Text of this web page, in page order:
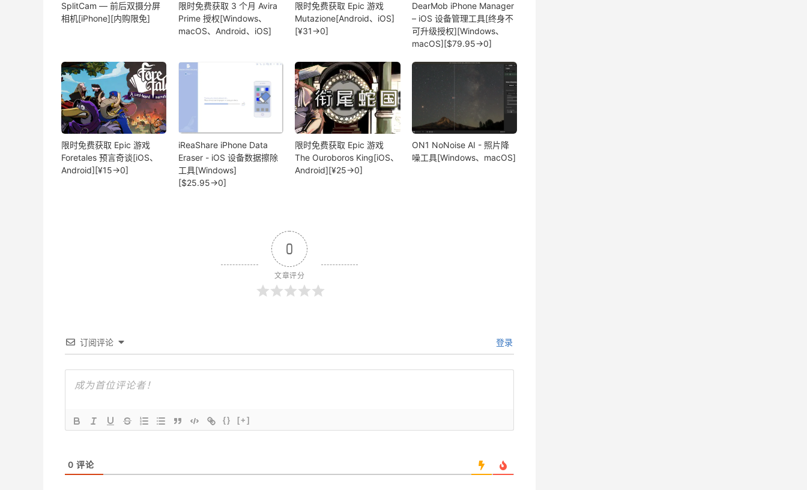
SplitCam — 前后双摄分屏
相机[iPhone][内购限免]
限时免费获取 3 个月 Avira
Prime 授权[Windows、
macOS、Android、iOS]
限时免费获取 Epic 游戏
Mutazione[Android、iOS]
[¥31→0]
DearMob iPhone Manager
– iOS 设备管理工具[终身不
可升级授权][Windows、
macOS][$79.95→0]
限时免费获取 Epic 游戏
Foretales 预言奇谈[iOS、
Android][¥15→0]
iReaShare iPhone Data
Eraser - iOS 设备数据擦除
工具[Windows]
[$25.95→0]
限时免费获取 Epic 游戏
The Ouroboros King[iOS、
Android][¥25→0]
ON1 NoNoise AI - 照片降
噪工具[Windows、macOS]
0
文章评分
订阅评论 登录
{} [+]
0 评论